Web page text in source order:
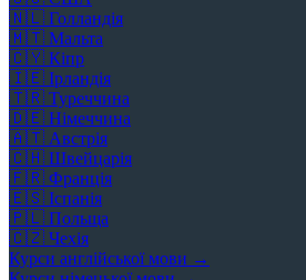
🇳🇱 Голландія
🇲🇹 Мальта
🇨🇾 Кіпр
🇮🇪 Ірландія
🇹🇷 Туреччина
🇩🇪 Німеччина
🇦🇹 Австрія
🇨🇭 Швейцарія
🇫🇷 Франція
🇪🇸 Іспанія
🇵🇱 Польща
🇨🇿 Чехія
Курси англійської мови →